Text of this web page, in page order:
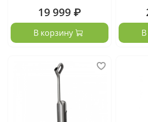
19 999 ₽
В корзину